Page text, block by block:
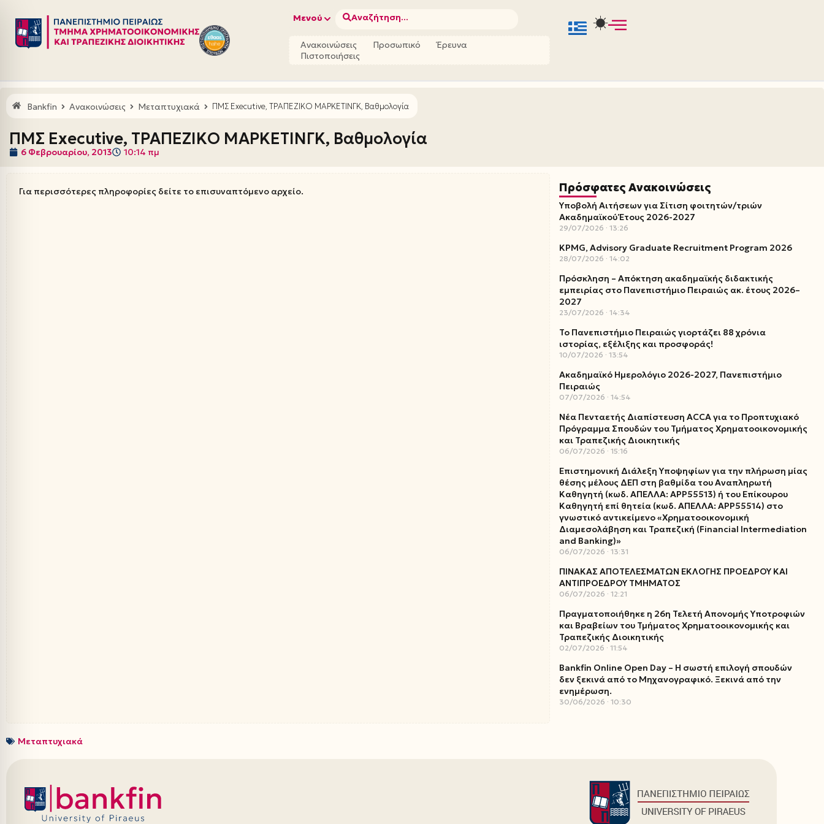
Μεταπηδήστε
στο
Μενού Αναζήτηση...
Ανακοινώσεις Προσωπικό
Έρευνα
Πιστοποιήσεις
Bankfin Ανακοινώσεις Μεταπτυχιακά ΠΜΣ Executive, ΤΡΑΠΕΖΙΚ​Ο ΜΑΡΚΕΤΙΝΓΚ, Βαθμολογία
ΠΜΣ Executive, ΤΡΑΠΕΖΙΚ​Ο ΜΑΡΚΕΤΙΝΓΚ, Βαθμολογία
6 Φεβρουαρίου, 2013 10:14 πμ
Για περισσότερες πληροφορίες δείτε το επισυναπτόμενο αρχείο. Πρόσφατες Ανακοινώσεις
Υποβολή Αιτήσεων για Σίτιση φοιτητών/τριών
Ακαδημαϊκού Έτους 2026-2027
29/07/2026 13:26
KPMG, Advisory Graduate Recruitment Program 2026
28/07/2026 14:02
Πρόσκληση – Απόκτηση ακαδημαϊκής διδακτικής
εμπειρίας στο Πανεπιστήμιο Πειραιώς ακ. έτους 2026–
2027
23/07/2026 14:34
Το Πανεπιστήμιο Πειραιώς γιορτάζει 88 χρόνια
ιστορίας, εξέλιξης και προσφοράς!
10/07/2026 13:54
Ακαδημαϊκό Ημερολόγιο 2026-2027, Πανεπιστήμιο
Πειραιώς
07/07/2026 14:54
Νέα Πενταετής Διαπίστευση ACCA για το Προπτυχιακό
Πρόγραμμα Σπουδών του Τμήματος Χρηματοοικονομικής
και Τραπεζικής Διοικητικής
06/07/2026 15:16
Επιστημονική Διάλεξη Υποψηφίων για την πλήρωση μίας
θέσης μέλους ΔΕΠ στη βαθμίδα του Αναπληρωτή
Καθηγητή (κωδ. ΑΠΕΛΛΑ: ΑΡΡ55513) ή του Επίκουρου
Καθηγητή επί θητεία (κωδ. ΑΠΕΛΛΑ: ΑΡΡ55514) στο
γνωστικό αντικείμενο «Χρηματοοικονομική
Διαμεσολάβηση και Τραπεζική (Financial Intermediation
and Banking)»
06/07/2026 13:31
ΠΙΝΑΚΑΣ ΑΠΟΤΕΛΕΣΜΑΤΩΝ ΕΚΛΟΓΗΣ ΠΡΟΕΔΡΟΥ ΚΑΙ
ΑΝΤΙΠΡΟΕΔΡΟΥ ΤΜΗΜΑΤΟΣ
06/07/2026 12:21
Πραγματοποιήθηκε η 26η Τελετή Απονομής Υποτροφιών
και Βραβείων του Τμήματος Χρηματοοικονομικής και
Τραπεζικής Διοικητικής
02/07/2026 11:54
Bankfin Online Open Day – Η σωστή επιλογή σπουδών
δεν ξεκινά από το Μηχανογραφικό. Ξεκινά από την
ενημέρωση.
30/06/2026 10:30
Μεταπτυχιακά